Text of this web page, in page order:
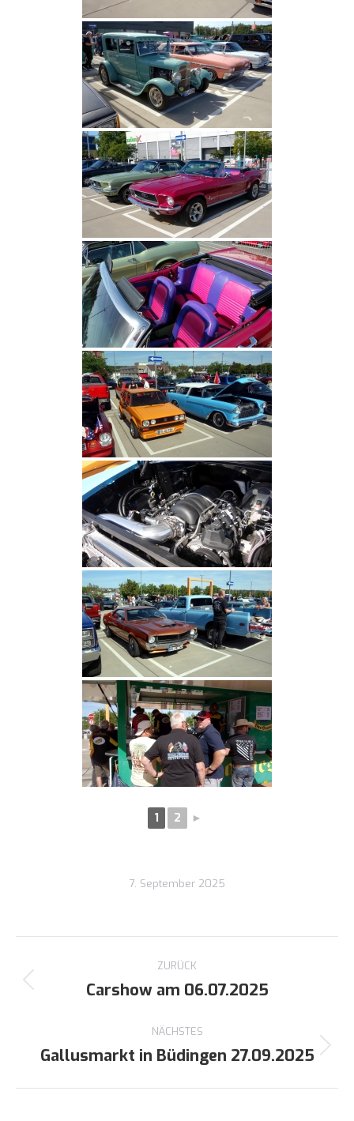
1 2 ►
7. September 2025
Kommentarnavigation
ZURÜCK
Vorheriger
Carshow am 06.07.2025
NÄCHSTES
Nächster
Gallusmarkt in Büdingen 27.09.2025